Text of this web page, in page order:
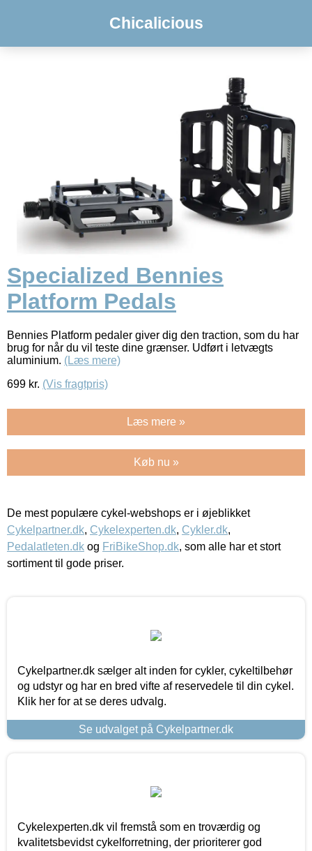
Chicalicious
Specialized Bennies
Platform Pedals
Bennies Platform pedaler giver dig den traction, som du har
brug for når du vil teste dine grænser. Udført i letvægts
aluminium. (Læs mere)
699 kr. (Vis fragtpris)
Læs mere »
Køb nu »
De mest populære cykel-webshops er i øjeblikket
Cykelpartner.dk, Cykelexperten.dk, Cykler.dk,
Pedalatleten.dk og FriBikeShop.dk, som alle har et stort
sortiment til gode priser.
Cykelpartner.dk sælger alt inden for cykler, cykeltilbehør
og udstyr og har en bred vifte af reservedele til din cykel.
Klik her for at se deres udvalg.
Se udvalget på Cykelpartner.dk
Cykelexperten.dk vil fremstå som en troværdig og
kvalitetsbevidst cykelforretning, der prioriterer god